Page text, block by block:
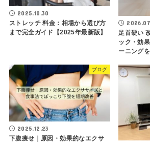
2025.10.30
ストレッチ 料金：相場から選び方
まで完全ガイド【2025年最新版】
足首硬い
ック・効
ーニング
ブログ
2025.12.23
下腹痩せ｜原因・効果的なエクサ